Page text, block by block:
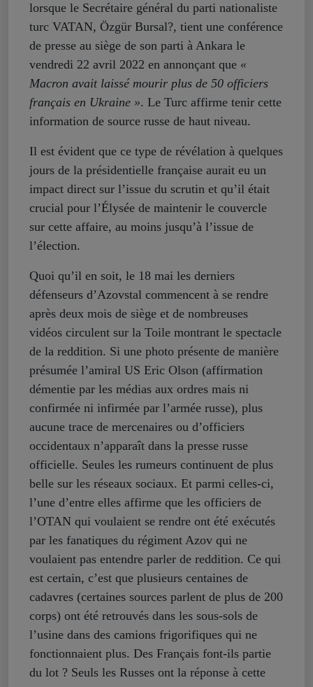
lorsque le Secrétaire général du parti nationaliste
turc VATAN, Özgür Bursal?, tient une conférence
de presse au siège de son parti à Ankara le
vendredi 22 avril 2022 en annonçant que «
Macron avait laissé mourir plus de 50 officiers
français en Ukraine ». Le Turc affirme tenir cette
information de source russe de haut niveau.
Il est évident que ce type de révélation à quelques
jours de la présidentielle française aurait eu un
impact direct sur l’issue du scrutin et qu’il était
crucial pour l’Élysée de maintenir le couvercle
sur cette affaire, au moins jusqu’à l’issue de
l’élection.
Quoi qu’il en soit, le 18 mai les derniers
défenseurs d’Azovstal commencent à se rendre
après deux mois de siège et de nombreuses
vidéos circulent sur la Toile montrant le spectacle
de la reddition. Si une photo présente de manière
présumée l’amiral US Eric Olson (affirmation
démentie par les médias aux ordres mais ni
confirmée ni infirmée par l’armée russe), plus
aucune trace de mercenaires ou d’officiers
occidentaux n’apparaît dans la presse russe
officielle. Seules les rumeurs continuent de plus
belle sur les réseaux sociaux. Et parmi celles-ci,
l’une d’entre elles affirme que les officiers de
l’OTAN qui voulaient se rendre ont été exécutés
par les fanatiques du régiment Azov qui ne
voulaient pas entendre parler de reddition. Ce qui
est certain, c’est que plusieurs centaines de
cadavres (certaines sources parlent de plus de 200
corps) ont été retrouvés dans les sous-sols de
l’usine dans des camions frigorifiques qui ne
fonctionnaient plus. Des Français font-ils partie
du lot ? Seuls les Russes ont la réponse à cette